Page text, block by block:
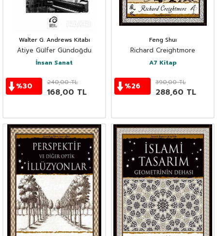
Walter G. Andrews Kitabı
Atiye Gülfer Gündoğdu
İnsan Sanat
%30 240,00TL
168,00 TL
Feng Shuı
Richard Creightmore
A7 Kitap
%26 390,00TL
288,60 TL